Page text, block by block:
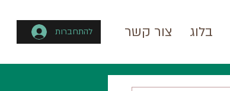
להתחברות בלוג צור קשר